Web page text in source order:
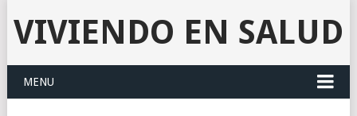
VIVIENDO EN SALUD
MENU